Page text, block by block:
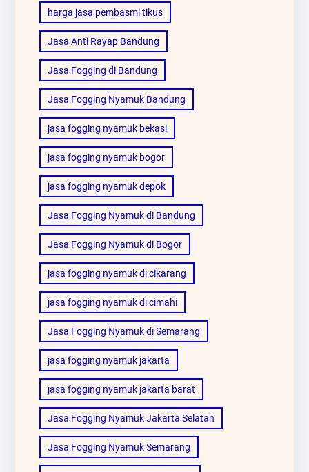
harga jasa pembasmi tikus
Jasa Anti Rayap Bandung
Jasa Fogging di Bandung
Jasa Fogging Nyamuk Bandung
jasa fogging nyamuk bekasi
jasa fogging nyamuk bogor
jasa fogging nyamuk depok
Jasa Fogging Nyamuk di Bandung
Jasa Fogging Nyamuk di Bogor
jasa fogging nyamuk di cikarang
jasa fogging nyamuk di cimahi
Jasa Fogging Nyamuk di Semarang
jasa fogging nyamuk jakarta
jasa fogging nyamuk jakarta barat
Jasa Fogging Nyamuk Jakarta Selatan
Jasa Fogging Nyamuk Semarang